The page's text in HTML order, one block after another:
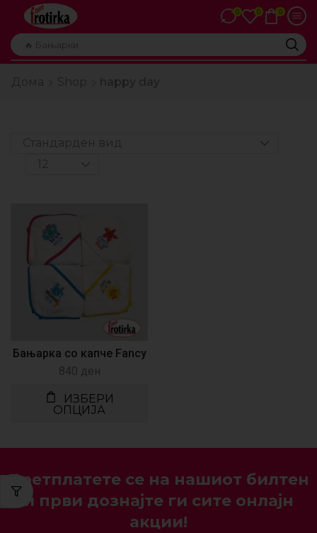
🔥 Бањарки
0 0 0
Бањарка со капче Fancy
840 ден
ИЗБЕРИ
ОПЦИЈА
Претплатете се на нашиот билтен
и први дознајте ги сите онлајн
акции!